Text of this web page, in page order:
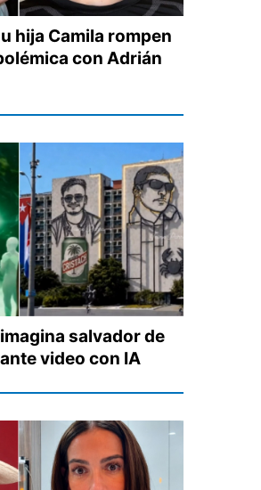
hija Camila rompen
con Adrián
salvador de
video con IA